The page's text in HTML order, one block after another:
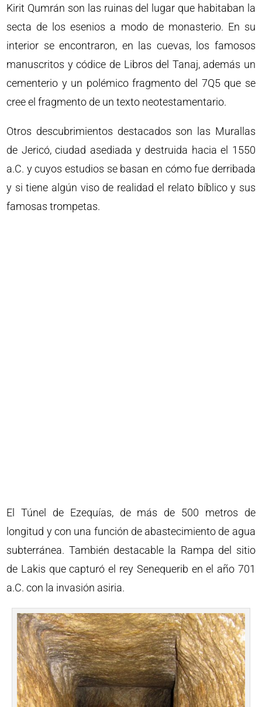
Kirit Qumrán son las ruinas del lugar que habitaban la
secta de los esenios a modo de monasterio. En su
interior se encontraron, en las cuevas, los famosos
manuscritos y códice de Libros del Tanaj, además un
cementerio y un polémico fragmento del 7Q5 que se
cree el fragmento de un texto neotestamentario.
Otros descubrimientos destacados son las Murallas
de Jericó, ciudad asediada y destruida hacia el 1550
a.C. y cuyos estudios se basan en cómo fue derribada
y si tiene algún viso de realidad el relato bíblico y sus
famosas trompetas.
El Túnel de Ezequías, de más de 500 metros de
longitud y con una función de abastecimiento de agua
subterránea. También destacable la Rampa del sitio
de Lakis que capturó el rey Senequerib en el año 701
a.C. con la invasión asiria.